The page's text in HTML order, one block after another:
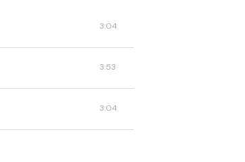
3:04
3:53
3:04